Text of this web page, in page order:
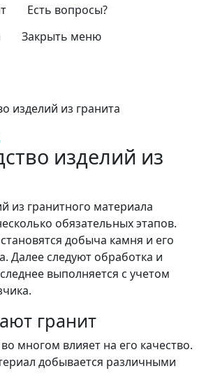
Есть вопросы?
Закрыть меню
изделий из гранита
изделий из
из гранитного материала
обязательных этапов.
добыча камня и его
Далее следуют обработка и
выполняется с учетом
гранит
многом влияет на его качество.
добывается различными